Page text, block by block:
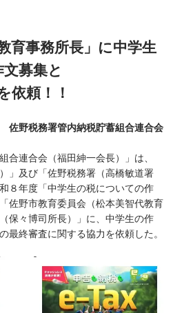
育事務所長」に中学生
募集と
依頼！！
佐野税務署管内納税貯蓄組合連合会
連合会（福田紳一会長）」は、
」及び「佐野税務署（高橋敏道署
８年度「中学生の税についての作
佐野市教育委員会（松本美智代教育
保々博司所長）」に、中学生の作
最終審査に関する協力を依頼した。